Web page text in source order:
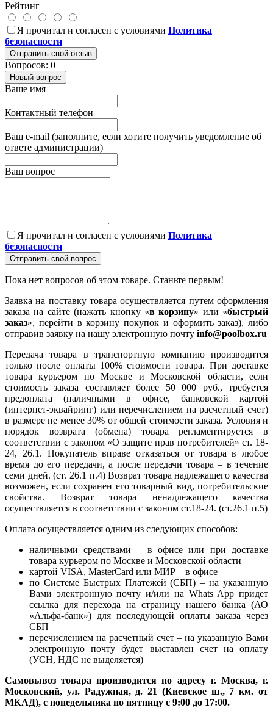
Рейтинг
Я прочитал и согласен с условиями Политика
безопасности
Отправить свой отзыв
Вопросов: 0
Новый вопрос
Ваше имя
Контактный телефон
Ваш e-mail (заполните, если хотите получить уведомление об
ответе администрации)
Ваш вопрос
Я прочитал и согласен с условиями Политика
безопасности
Отправить свой вопрос
Пока нет вопросов об этом товаре. Станьте первым!
Заявка на поставку товара осуществляется путем оформления
заказа на сайте (нажать кнопку «в корзину» или «быстрый
заказ», перейти в корзину покупок и оформить заказ), либо
отправив заявку на нашу электронную почту info@poolbox.ru
Передача товара в транспортную компанию производится
только после оплаты 100% стоимости товара. При доставке
товара курьером по Москве и Московской области, если
стоимость заказа составляет более 50 000 руб., требуется
предоплата (наличными в офисе, банковской картой
(интернет-эквайринг) или перечислением на расчетный счет)
в размере не менее 30% от общей стоимости заказа. Условия и
порядок возврата (обмена) товара регламентируется в
соответствии с законом «О защите прав потребителей» ст. 18-
24, 26.1. Покупатель вправе отказаться от товара в любое
время до его передачи, а после передачи товара – в течение
семи дней. (ст. 26.1 п.4) Возврат товара надлежащего качества
возможен, если сохранен его товарный вид, потребительские
свойства. Возврат товара ненадлежащего качества
осуществляется в соответствии с законом ст.18-24. (ст.26.1 п.5)
Оплата осуществляется одним из следующих способов:
наличными средствами – в офисе или при доставке
товара курьером по Москве и Московской области
картой VISA, MasterCard или МИР – в офисе
по Системе Быстрых Платежей (СБП) – на указанную
Вами электронную почту и/или на Whats App придет
ссылка для перехода на страницу нашего банка (АО
«Альфа-банк») для последующей оплаты заказа через
СБП
перечислением на расчетный счет – на указанную Вами
электронную почту будет выставлен счет на оплату
(УСН, НДС не выделяется)
Самовывоз товара производится по адресу г. Москва, г.
Московский, ул. Радужная, д. 21 (Киевское ш., 7 км. от
МКАД), с понедельника по пятницу с 9:00 до 17:00.